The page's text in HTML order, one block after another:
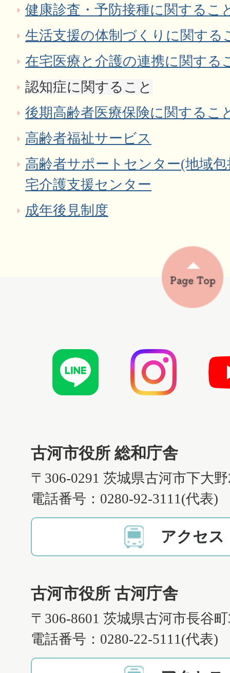
健康診査・予防接種に関するこ
生活支援の体制づくりに関する
在宅医療と介護の連携に関する
認知症に関すること
後期高齢者医療保険に関するこ
高齢者福祉サービス
高齢者サポートセンター(地域
宅介護支援センター
成年後見制度
古河市役所 総和庁舎
〒306-0291 茨城県古河市下大
電話番号：0280-92-3111(代表)
アクセス
古河市役所 古河庁舎
〒306-8601 茨城県古河市長谷
電話番号：0280-22-5111(代表)